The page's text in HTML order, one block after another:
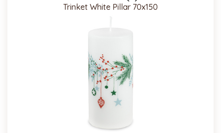
Trinket White Pillar 70x150